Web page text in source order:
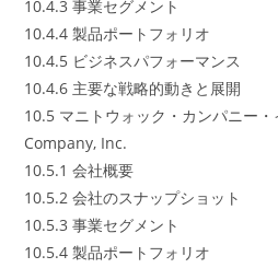
10.4.3 事業セグメント
10.4.4 製品ポートフォリオ
10.4.5 ビジネスパフォーマンス
10.4.6 主要な戦略的動きと展開
10.5 マニトウォック・カンパニー
Company, Inc.
10.5.1 会社概要
10.5.2 会社のスナップショット
10.5.3 事業セグメント
10.5.4 製品ポートフォリオ